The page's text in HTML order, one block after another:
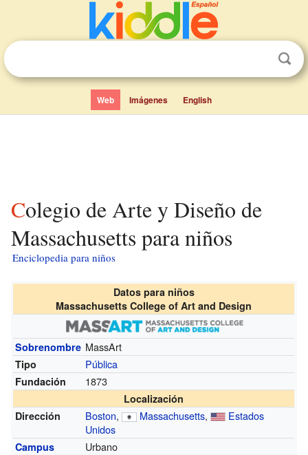
Web Imágenes English
Colegio de Arte y Diseño de
Massachusetts para niños
Enciclopedia para niños
Datos para niños
Massachusetts College of Art and Design
Sobrenombre MassArt
Tipo Pública
Fundación 1873
Localización
Dirección
Boston, Massachusetts,
Estados
Unidos
Campus Urbano